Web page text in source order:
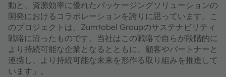
動と、資源効率に優れたパッケージングソリューションの
開発におけるコラボレーションを誇りに思っています。こ
のプロジェクトは、Zumtobel Groupのサステナビリティ
戦略に沿ったものです。当社はこの戦略で自らが段階的に
より持続可能な企業となるとともに、顧客やパートナーと
連携し、より持続可能な未来を形作る取り組みを推進して
います」。